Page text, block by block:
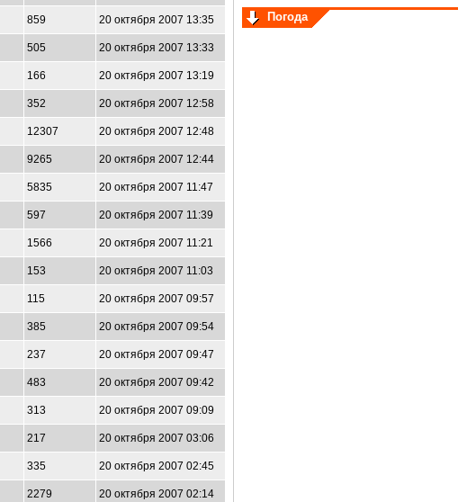
859 20 октября 2007 13:35
505 20 октября 2007 13:33
166 20 октября 2007 13:19
352 20 октября 2007 12:58
12307 20 октября 2007 12:48
9265 20 октября 2007 12:44
5835 20 октября 2007 11:47
597 20 октября 2007 11:39
1566 20 октября 2007 11:21
153 20 октября 2007 11:03
115 20 октября 2007 09:57
385 20 октября 2007 09:54
237 20 октября 2007 09:47
483 20 октября 2007 09:42
313 20 октября 2007 09:09
217 20 октября 2007 03:06
335 20 октября 2007 02:45
2279 20 октября 2007 02:14
Погода